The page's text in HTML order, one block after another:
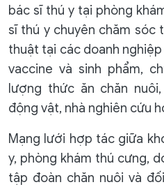
bác sĩ thú y tại phòng
sĩ thú y chuyên chăm sóc
thuật tại các doanh
vaccine và sinh phẩm,
lượng thức ăn chăn
động vật, nhà nghiên cứu
Mạng lưới hợp tác giữa
y, phòng khám thú cưng,
tập đoàn chăn nuôi và